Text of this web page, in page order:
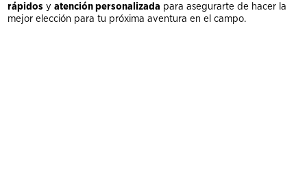
rápidos yatención personalizada para asegurarte de hacer la
mejor elección para tu próxima aventura en el campo.